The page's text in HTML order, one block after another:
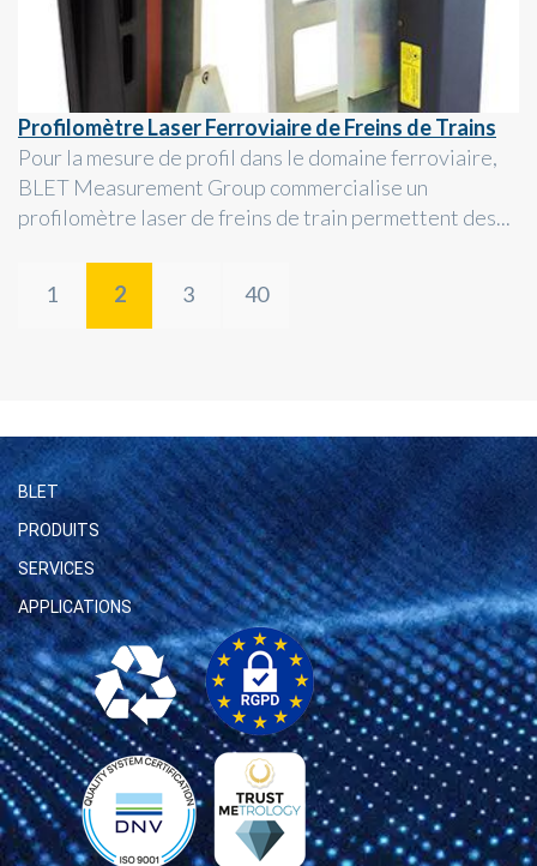
Profilomètre Laser Ferroviaire de Freins de Trains
Pour la mesure de profil dans le domaine ferroviaire,
BLET Measurement Group commercialise un
profilomètre laser de freins de train permettent des...
1 2 3 40
BLET
PRODUITS
SERVICES
APPLICATIONS